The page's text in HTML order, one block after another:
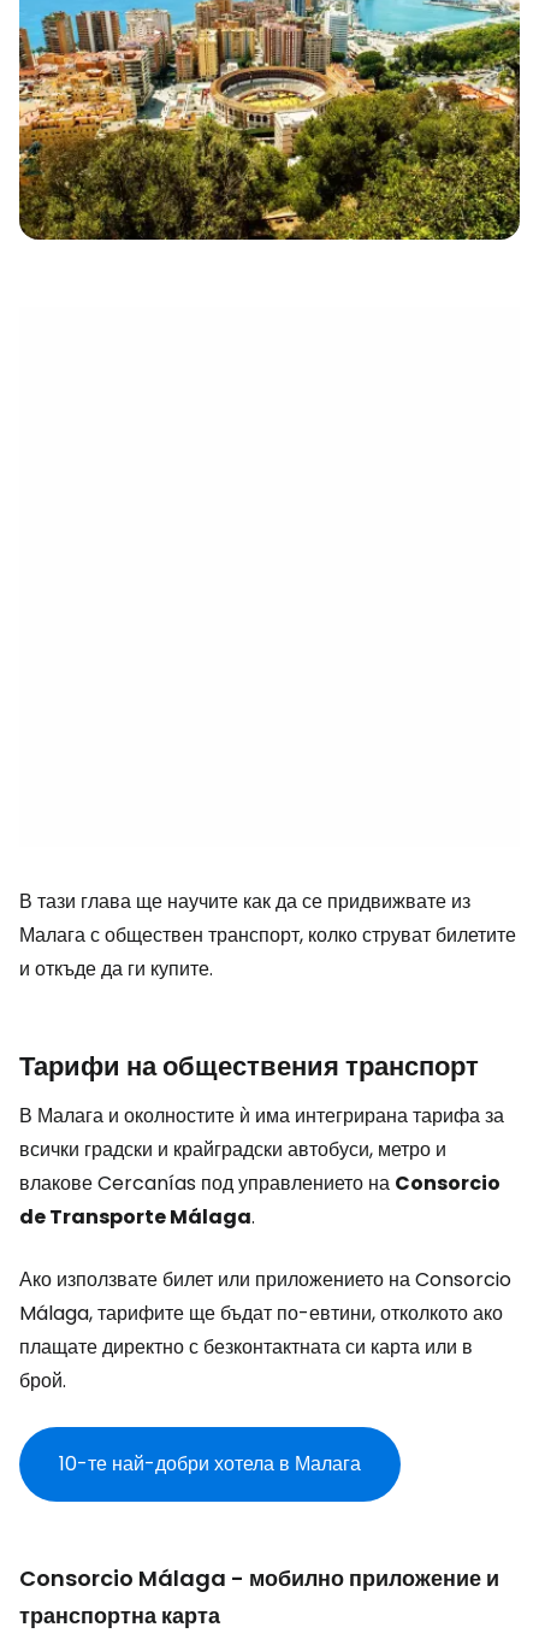
В тази глава ще научите как да се придвижвате из
Малага с обществен транспорт, колко струват билетите
и откъде да ги купите.
Тарифи на обществения транспорт
В Малага и околностите ѝ има интегрирана тарифа за
всички градски и крайградски автобуси, метро и
влакове Cercanías под управлението на Consorcio
de Transporte Málaga.
Ако използвате билет или приложението на Consorcio
Málaga, тарифите ще бъдат по-евтини, отколкото ако
плащате директно с безконтактната си карта или в
брой.
10-те най-добри хотела в Малага
Consorcio Málaga - мобилно приложение и
транспортна карта